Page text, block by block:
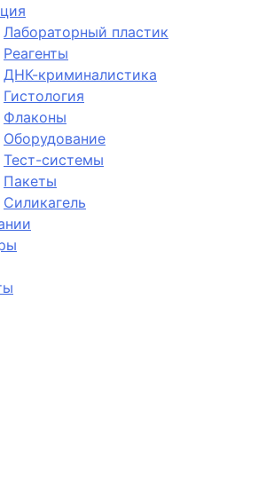
Лабораторный пластик
Реагенты
ДНК-криминалистика
Гистология
Флаконы
Оборудование
Тест-системы
Пакеты
Силикагель